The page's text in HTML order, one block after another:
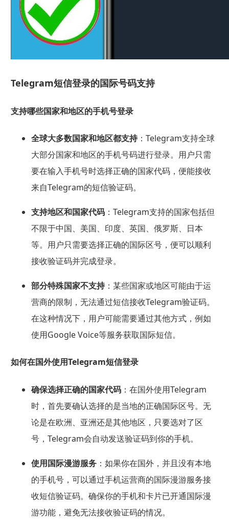
Telegram短信登录的国际号码支持
支持哪些国家和地区的手机号登录
全球大多数国家和地区都支持：Telegram支持全球
大部分国家和地区的手机号码进行登录。用户只需
要在输入手机号时选择正确的国家代码，便能接收
来自Telegram的短信验证码。
支持地区和国家代码：Telegram支持的国家包括但
不限于中国、美国、印度、英国、俄罗斯、日本
等。用户只需要选择正确的国际区号，便可以顺利
接收验证码并完成登录。
部分特殊国家不支持：某些国家或地区可能由于运
营商的限制，无法通过短信接收Telegram验证码。
在这种情况下，用户可能需要通过其他方式，例如
使用Google Voice等服务获取国际短信。
如何在国外使用Telegram短信登录
确保选择正确的国家代码：在国外使用Telegram
时，首先要确认选择的是当地的正确国际区号。无
论是在欧洲、亚洲还是其他地区，只要选对了区
号，Telegram会自动发送验证码到你的手机。
使用国际漫游服务：如果你在国外，并且没有本地
的手机号，可以通过手机运营商的国际漫游服务接
收短信验证码。确保你的手机和卡片已开通国际漫
游功能，避免无法接收验证码的情况。